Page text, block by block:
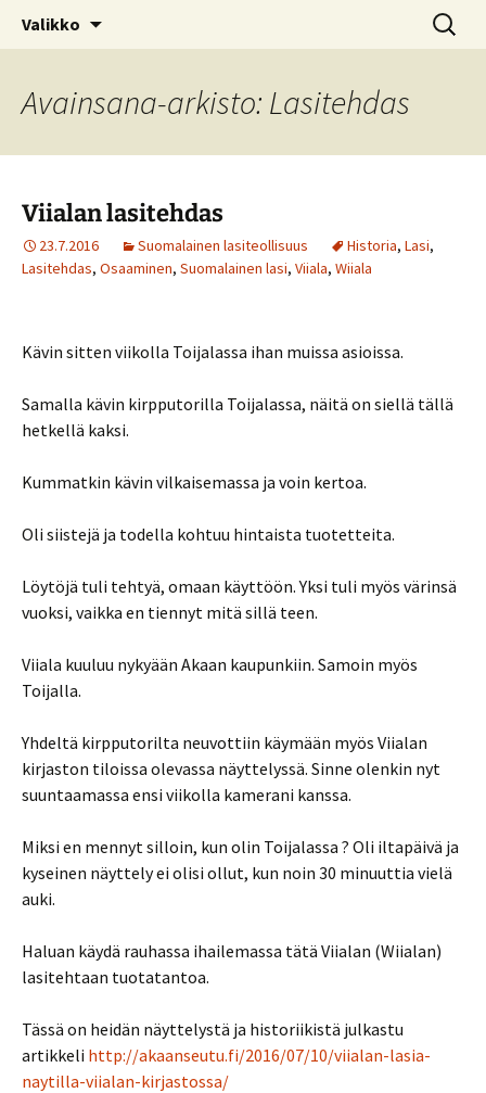
© Kruununjalokivet.com
Kotimaiseen lasiin keskittyvä blogi
Valikko Haku:
Avainsana-arkisto: Lasitehdas
Viialan lasitehdas
23.7.2016 Suomalainen lasiteollisuus Historia, Lasi,
Lasitehdas, Osaaminen, Suomalainen lasi, Viiala, Wiiala
Kävin sitten viikolla Toijalassa ihan muissa asioissa.
Samalla kävin kirpputorilla Toijalassa, näitä on siellä tällä
hetkellä kaksi.
Kummatkin kävin vilkaisemassa ja voin kertoa.
Oli siistejä ja todella kohtuu hintaista tuotetteita.
Löytöjä tuli tehtyä, omaan käyttöön. Yksi tuli myös värinsä
vuoksi, vaikka en tiennyt mitä sillä teen.
Viiala kuuluu nykyään Akaan kaupunkiin. Samoin myös
Toijalla.
Yhdeltä kirpputorilta neuvottiin käymään myös Viialan
kirjaston tiloissa olevassa näyttelyssä. Sinne olenkin nyt
suuntaamassa ensi viikolla kamerani kanssa.
Miksi en mennyt silloin, kun olin Toijalassa ? Oli iltapäivä ja
kyseinen näyttely ei olisi ollut, kun noin 30 minuuttia vielä
auki.
Haluan käydä rauhassa ihailemassa tätä Viialan (Wiialan)
lasitehtaan tuotatantoa.
Tässä on heidän näyttelystä ja historiikistä julkastu
artikkeli http://akaanseutu.fi/2016/07/10/viialan-lasia-
naytilla-viialan-kirjastossa/